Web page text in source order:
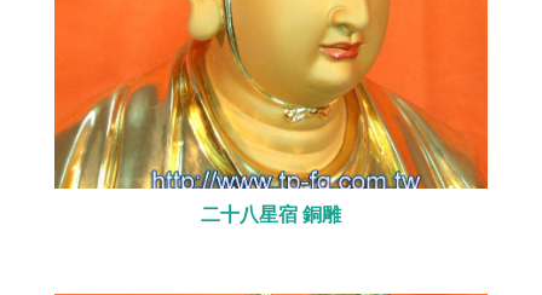
二十八星宿 銅雕